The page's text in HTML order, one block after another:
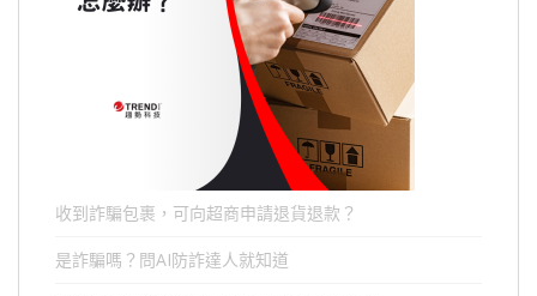
收到詐騙包裹，可向超商申請退貨退款？
是詐騙嗎？問AI防詐達人就知道